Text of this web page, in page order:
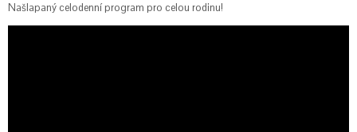
Našlapaný celodenní program pro celou rodinu!